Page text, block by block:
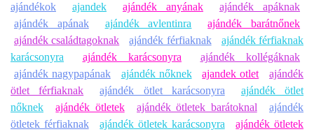
ajándékok
ajandek ajándék anyának
ajándék apáknak
ajándék apának
ajándék avlentinra
ajándék barátnőnek
ajándék családtagoknak
ajándék férfiaknak
ajándék férfiaknak
karácsonyra
ajándék karácsonyra
ajándék kollégáknak
ajándék nagypapának
ajándék nőknek ajandek otlet
ajándék
ötlet férfiaknak
ajándék ötlet karácsonyra
ajándék ötlet
nőknek
ajándék ötletek ajándék ötletek barátoknal
ajándék
ötletek férfiaknak
ajándék ötletek karácsonyra
ajándék ötletek